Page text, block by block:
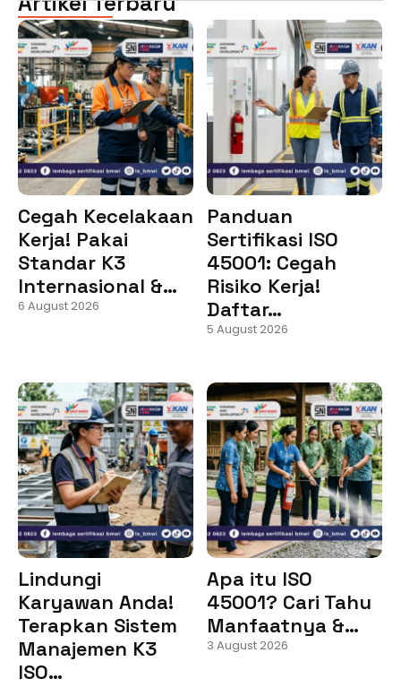
Cegah Kecelakaan
Kerja! Pakai
Standar K3
Internasional &…
6 August 2026
Panduan
Sertifikasi ISO
45001: Cegah
Risiko Kerja!
Daftar…
5 August 2026
Lindungi
Karyawan Anda!
Terapkan Sistem
Manajemen K3
ISO…
Apa itu ISO
45001? Cari Tahu
Manfaatnya &…
3 August 2026